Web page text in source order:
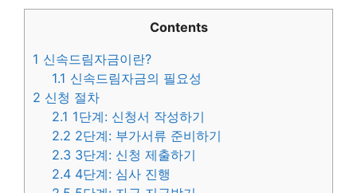
Contents
1 신속드림자금이란?
1.1 신속드림자금의 필요성
2 신청 절차
2.1 1단계: 신청서 작성하기
2.2 2단계: 부가서류 준비하기
2.3 3단계: 신청 제출하기
2.4 4단계: 심사 진행